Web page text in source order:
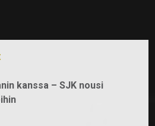
kanssa – SJK nousi